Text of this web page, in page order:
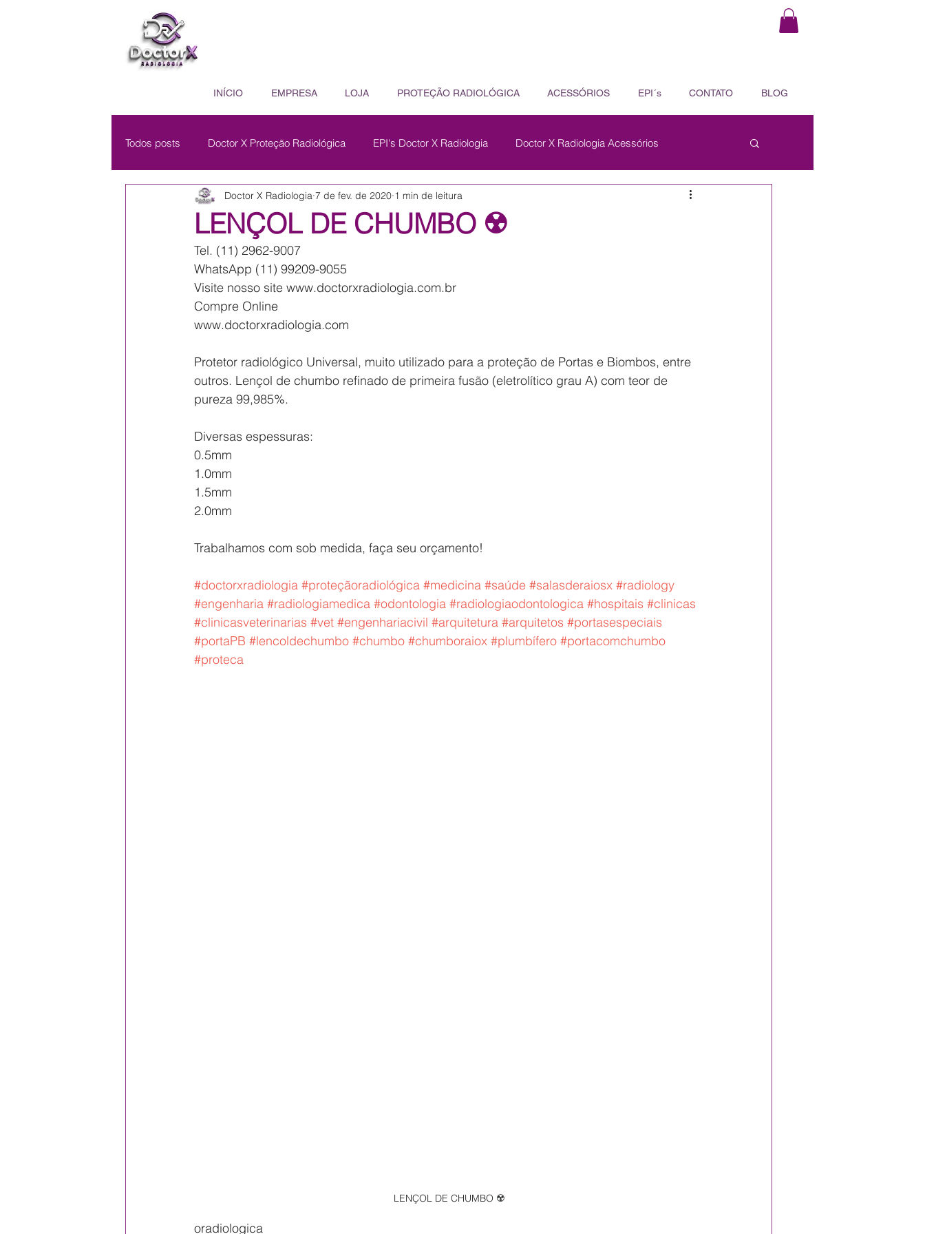
INÍCIO EMPRESA LOJA PROTEÇÃO RADIOLÓGICA ACESSÓRIOS EPI´s CONTATO BLOG
Todos posts Doctor X Proteção Radiológica EPI's Doctor X Radiologia Doctor X Radiologia Acessórios
LENÇOL DE CHUMBO ☢️
Doctor X Radiologia 7 de fev. de 2020 1 min de leitura
Tel. (11) 2962-9007
WhatsApp (11) 99209-9055
Visite nosso site www.doctorxradiologia.com.br
Compre Online
www.doctorxradiologia.com
Protetor radiológico Universal, muito utilizado para a proteção de Portas e Biombos, entre
outros. Lençol de chumbo refinado de primeira fusão (eletrolítico grau A) com teor de
pureza 99,985%.
Diversas espessuras:
0.5mm
1.0mm
1.5mm
2.0mm
Trabalhamos com sob medida, faça seu orçamento!
#doctorxradiologia #proteçãoradiológica #medicina #saúde #salasderaiosx #radiology
#engenharia #radiologiamedica #odontologia #radiologiaodontologica #hospitais #clinicas
#clinicasveterinarias #vet #engenhariacivil #arquitetura #arquitetos #portasespeciais
#portaPB #lencoldechumbo #chumbo #chumboraiox #plumbífero #portacomchumbo
#proteca
LENÇOL DE CHUMBO ☢️
oradiologica